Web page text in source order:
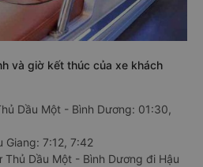
và giờ kết thúc của xe khách
Dầu Một - Bình Dương: 01:30,
Giang: 7:12, 7:42
Dầu Một - Bình Dương đi Hậu